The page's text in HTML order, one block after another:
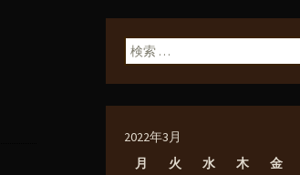
検索:
2022年3月
月
火 水 木 金